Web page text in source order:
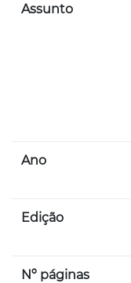
Assunto
Ano
Edição
Nº páginas